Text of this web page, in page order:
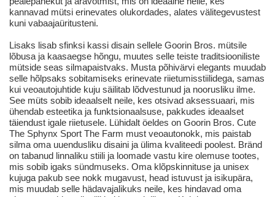
kannavad mütsi erinevates olukordades, alates välitegevustest
kuni vabaajaüritusteni.
Lisaks lisab sfinksi kassi disain sellele Goorin Bros. mütsile
lõbusa ja kaasaegse hõngu, muutes selle teiste traditsiooniliste
mütside seas silmapaistvaks. Musta põhivärvi elegants muudab
selle hõlpsaks sobitamiseks erinevate riietumisstiilidega, samas
kui veoautojuhtide kuju säilitab lõdvestunud ja noorusliku ilme.
See müts sobib ideaalselt neile, kes otsivad aksessuaari, mis
ühendab esteetika ja funktsionaalsuse, pakkudes ideaalset
täiendust igale riietusele. Lühidalt öeldes on Goorin Bros. Cute
The Sphynx Sport The Farm must veoautonokk, mis paistab
silma oma uuendusliku disaini ja ülima kvaliteedi poolest. Bränd
on tabanud linnaliku stiili ja loomade vastu kire olemuse tootes,
mis sobib igaks sündmuseks. Oma klõpskinnituse ja unisex
kujuga pakub see nokk mugavust, head istuvust ja isikupära,
mis muudab selle hädavajalikuks neile, kes hindavad oma